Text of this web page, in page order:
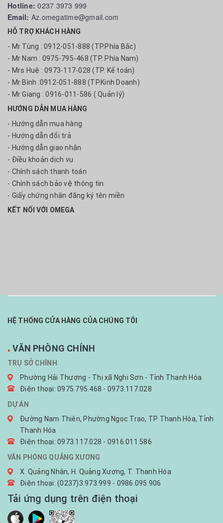
Hotline:0237 3973 999
Email: Az.omegatime@gmail.com
HỖ TRỢ KHÁCH HÀNG
- Mr Tùng : 0912-051-888 (TP.Phía Bắc)
- Mr Nam : 0975-795-468 (TP. Phía Nam)
- Mrs Huệ : 0973-117-028 (TP. Kế toán)
- Mr Bình :0912-051-888 (TP.Kinh Doanh)
- Mr Giang : 0916-011-586 ( Quản lý)
HƯỚNG DẪN MUA HÀNG
- Hướng dẫn mua hàng
- Hướng dẫn đổi trả
- Hướng dẫn giao nhận
- Điều khoản dịch vụ
- Chính sách thanh toán
- Chính sách bảo vệ thông tin
- Giấy chứng nhận đăng ký tên miền
KẾT NỐI VỚI OMEGA
HỆ THỐNG CỬA HÀNG CỦA CHÚNG TÔI
. VĂN PHÒNG CHÍNH
TRỤ SỞ CHÍNH
Phường Hải Thượng - Thị xã Nghi Sơn - Tỉnh Thanh Hóa
Điện thoại: 0975.795.468 - 0973.117.028
DỰ ÁN
Đường Nam Thiên, Phường Ngọc Trạo, TP Thanh Hóa, Tỉnh
Thanh Hóa
Điện thoại: 0973.117.028 - 0916.011.586
VĂN PHÒNG QUẢNG XƯƠNG
X. Quảng Nhân, H. Quảng Xương, T. Thanh Hóa
Điện thoại: (0237)3.973.999 - 0986.095.906
Tải ứng dụng trên điện thoại